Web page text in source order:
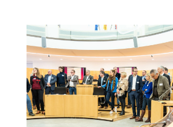
Bilddatei